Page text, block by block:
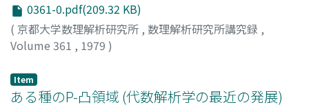
0361-0.pdf(209.32 KB)
( 京都大学数理解析研究所 , 数理解析研究所講究録 ,
Volume 361 , 1979 )
Item
ある種のP-凸領域 (代数解析学の最近の発展)